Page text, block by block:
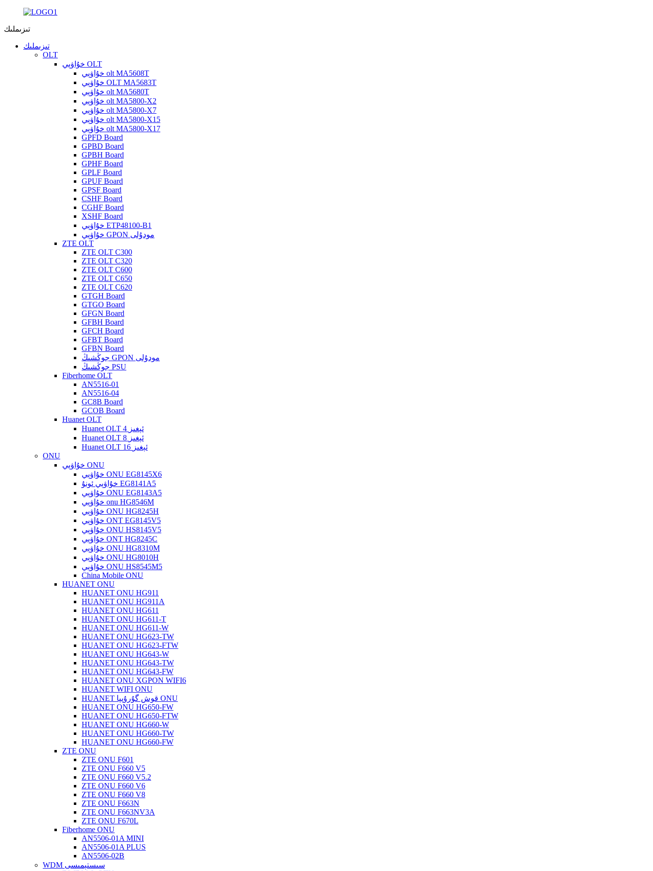
تىزىملىك
تىزىملىك
OLT
خۇاۋېي OLT
خۇاۋېي olt MA5608T
خۇاۋېي OLT MA5683T
خۇاۋېي olt MA5680T
خۇاۋېي olt MA5800-X2
خۇاۋېي olt MA5800-X7
خۇاۋېي olt MA5800-X15
خۇاۋېي olt MA5800-X17
GPFD Board
GPBD Board
GPBH Board
GPHF Board
GPLF Board
GPUF Board
GPSF Board
CSHF Board
CGHF Board
XSHF Board
خۇاۋېي ETP48100-B1
خۇاۋېي GPON مودۇلى
ZTE OLT
ZTE OLT C300
ZTE OLT C320
ZTE OLT C600
ZTE OLT C650
ZTE OLT C620
GTGH Board
GTGO Board
GFGN Board
GFBH Board
GFCH Board
GFBT Board
GFBN Board
جوڭشىڭ GPON مودۇلى
جوڭشىڭ PSU
Fiberhome OLT
AN5516-01
AN5516-04
GC8B Board
GCOB Board
Huanet OLT
Huanet OLT 4 ئېغىز
Huanet OLT 8 ئېغىز
Huanet OLT 16 ئېغىز
ONU
خۇاۋېي ONU
خۇاۋېي ONU EG8145X6
خۇاۋېي ئونۇ EG8141A5
خۇاۋېي ONU EG8143A5
خۇاۋېي onu HG8546M
خۇاۋېي ONU HG8245H
خۇاۋېي ONT EG8145V5
خۇاۋېي ONU HS8145V5
خۇاۋېي ONT HG8245C
خۇاۋېي ONU HG8310M
خۇاۋېي ONU HG8010H
خۇاۋېي ONU HS8545M5
China Mobile ONU
HUANET ONU
HUANET ONU HG911
HUANET ONU HG911A
HUANET ONU HG611
HUANET ONU HG611-T
HUANET ONU HG611-W
HUANET ONU HG623-TW
HUANET ONU HG623-FTW
HUANET ONU HG643-W
HUANET ONU HG643-TW
HUANET ONU HG643-FW
HUANET ONU XGPON WIFI6
HUANET WIFI ONU
HUANET قوش گۇرۇپپا ONU
HUANET ONU HG650-FW
HUANET ONU HG650-FTW
HUANET ONU HG660-W
HUANET ONU HG660-TW
HUANET ONU HG660-FW
ZTE ONU
ZTE ONU F601
ZTE ONU F660 V5
ZTE ONU F660 V5.2
ZTE ONU F660 V6
ZTE ONU F660 V8
ZTE ONU F663N
ZTE ONU F663NV3A
ZTE ONU F670L
Fiberhome ONU
AN5506-01A MINI
AN5506-01A PLUS
AN5506-02B
WDM سىستېمىسى